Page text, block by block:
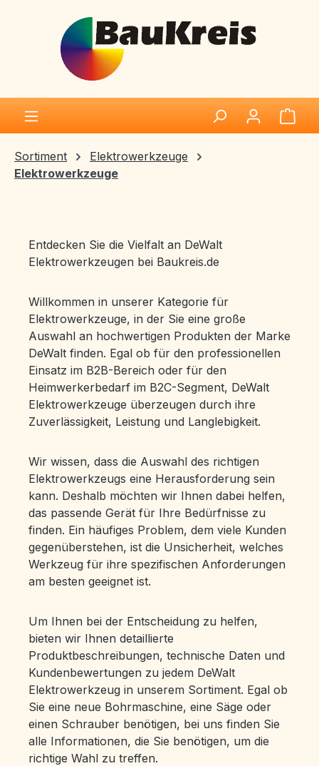
Zum Hauptinhalt springen
Sortiment
Elektrowerkzeuge
Elektrowerkzeuge
Entdecken Sie die Vielfalt an DeWalt
Elektrowerkzeugen bei Baukreis.de
Willkommen in unserer Kategorie für
Elektrowerkzeuge, in der Sie eine große
Auswahl an hochwertigen Produkten der Marke
DeWalt finden. Egal ob für den professionellen
Einsatz im B2B-Bereich oder für den
Heimwerkerbedarf im B2C-Segment, DeWalt
Elektrowerkzeuge überzeugen durch ihre
Zuverlässigkeit, Leistung und Langlebigkeit.
Wir wissen, dass die Auswahl des richtigen
Elektrowerkzeugs eine Herausforderung sein
kann. Deshalb möchten wir Ihnen dabei helfen,
das passende Gerät für Ihre Bedürfnisse zu
finden. Ein häufiges Problem, dem viele Kunden
gegenüberstehen, ist die Unsicherheit, welches
Werkzeug für ihre spezifischen Anforderungen
am besten geeignet ist.
Um Ihnen bei der Entscheidung zu helfen,
bieten wir Ihnen detaillierte
Produktbeschreibungen, technische Daten und
Kundenbewertungen zu jedem DeWalt
Elektrowerkzeug in unserem Sortiment. Egal ob
Sie eine neue Bohrmaschine, eine Säge oder
einen Schrauber benötigen, bei uns finden Sie
alle Informationen, die Sie benötigen, um die
richtige Wahl zu treffen.